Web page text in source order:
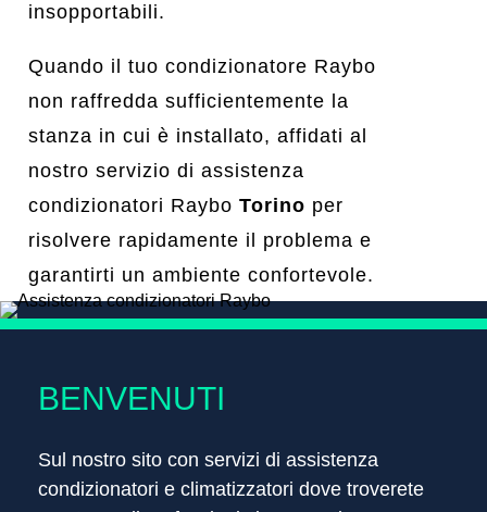
insopportabili.
Quando il tuo condizionatore Raybo
non raffredda sufficientemente la
stanza in cui è installato, affidati al
nostro servizio di assistenza
condizionatori Raybo Torino per
risolvere rapidamente il problema e
garantirti un ambiente confortevole.
ASSISTENZA SOLO FUORI
BENVENUTI
Sul nostro sito con servizi di assistenza
condizionatori e climatizzatori dove troverete